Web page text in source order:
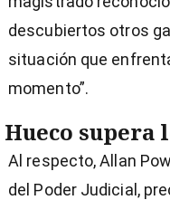
descubiertos otros
situación que
momento”.
Hueco supera
Al respecto, Allan
del Poder Judicial,